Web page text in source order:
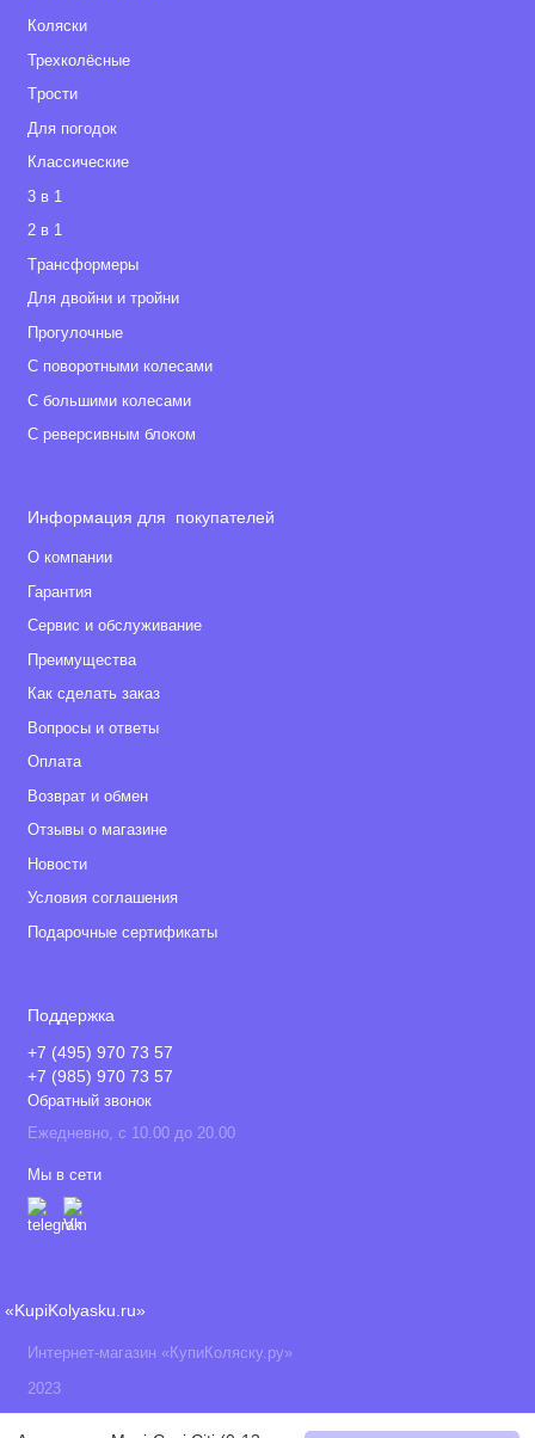
Коляски
Трехколёсные
Tрости
Для погодок
Классические
3 в 1
2 в 1
Tрансформеры
Для двойни и тройни
Прогулочные
С поворотными колесами
С большими колесами
С реверсивным блоком
Информация для покупателей
О компании
Гарантия
Сервис и обслуживание
Преимущества
Как сделать заказ
Вопросы и ответы
Оплата
Возврат и обмен
Отзывы о магазине
Новости
Условия соглашения
Подарочные сертификаты
Поддержка
+7 (495) 970 73 57
+7 (985) 970 73 57
Обратный звонок
Ежедневно, с 10.00 до 20.00
Мы в сети
«KupiKolyasku.ru»
Интернет-магазин «КупиКоляску.ру»
2023